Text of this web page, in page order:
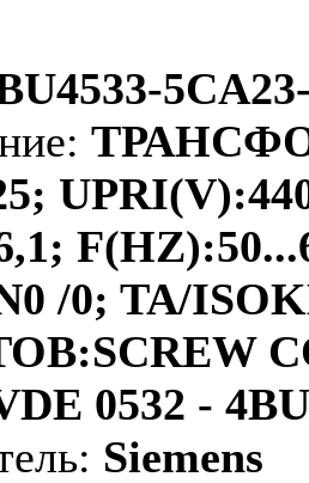
/0; TA/
0532 -
Siemens